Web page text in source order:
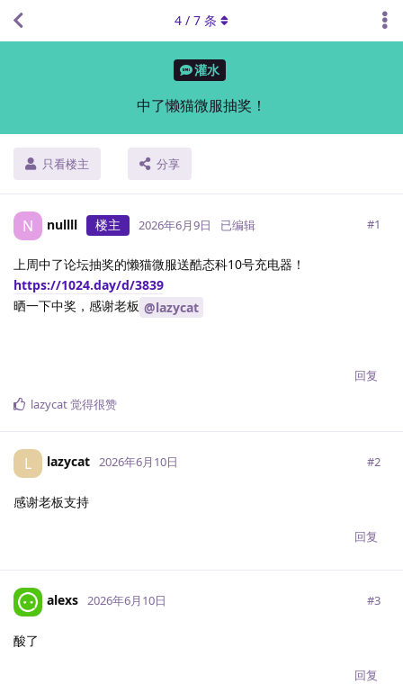
灌水
中了懒猫微服抽奖！
只看楼主 分享
4 / 7 条
N nullll 楼主 2026年6月9日 已编辑 #1
上周中了论坛抽奖的懒猫微服送酷态科10号充电器！
https://1024.day/d/3839
晒一下中奖，感谢老板 @lazycat
回复
lazycat觉得很赞
L lazycat 2026年6月10日 #2
感谢老板支持
回复
alexs 2026年6月10日 #3
酸了
回复